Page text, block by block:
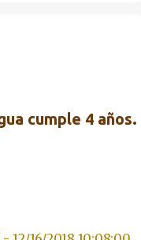
cumple 4 años.